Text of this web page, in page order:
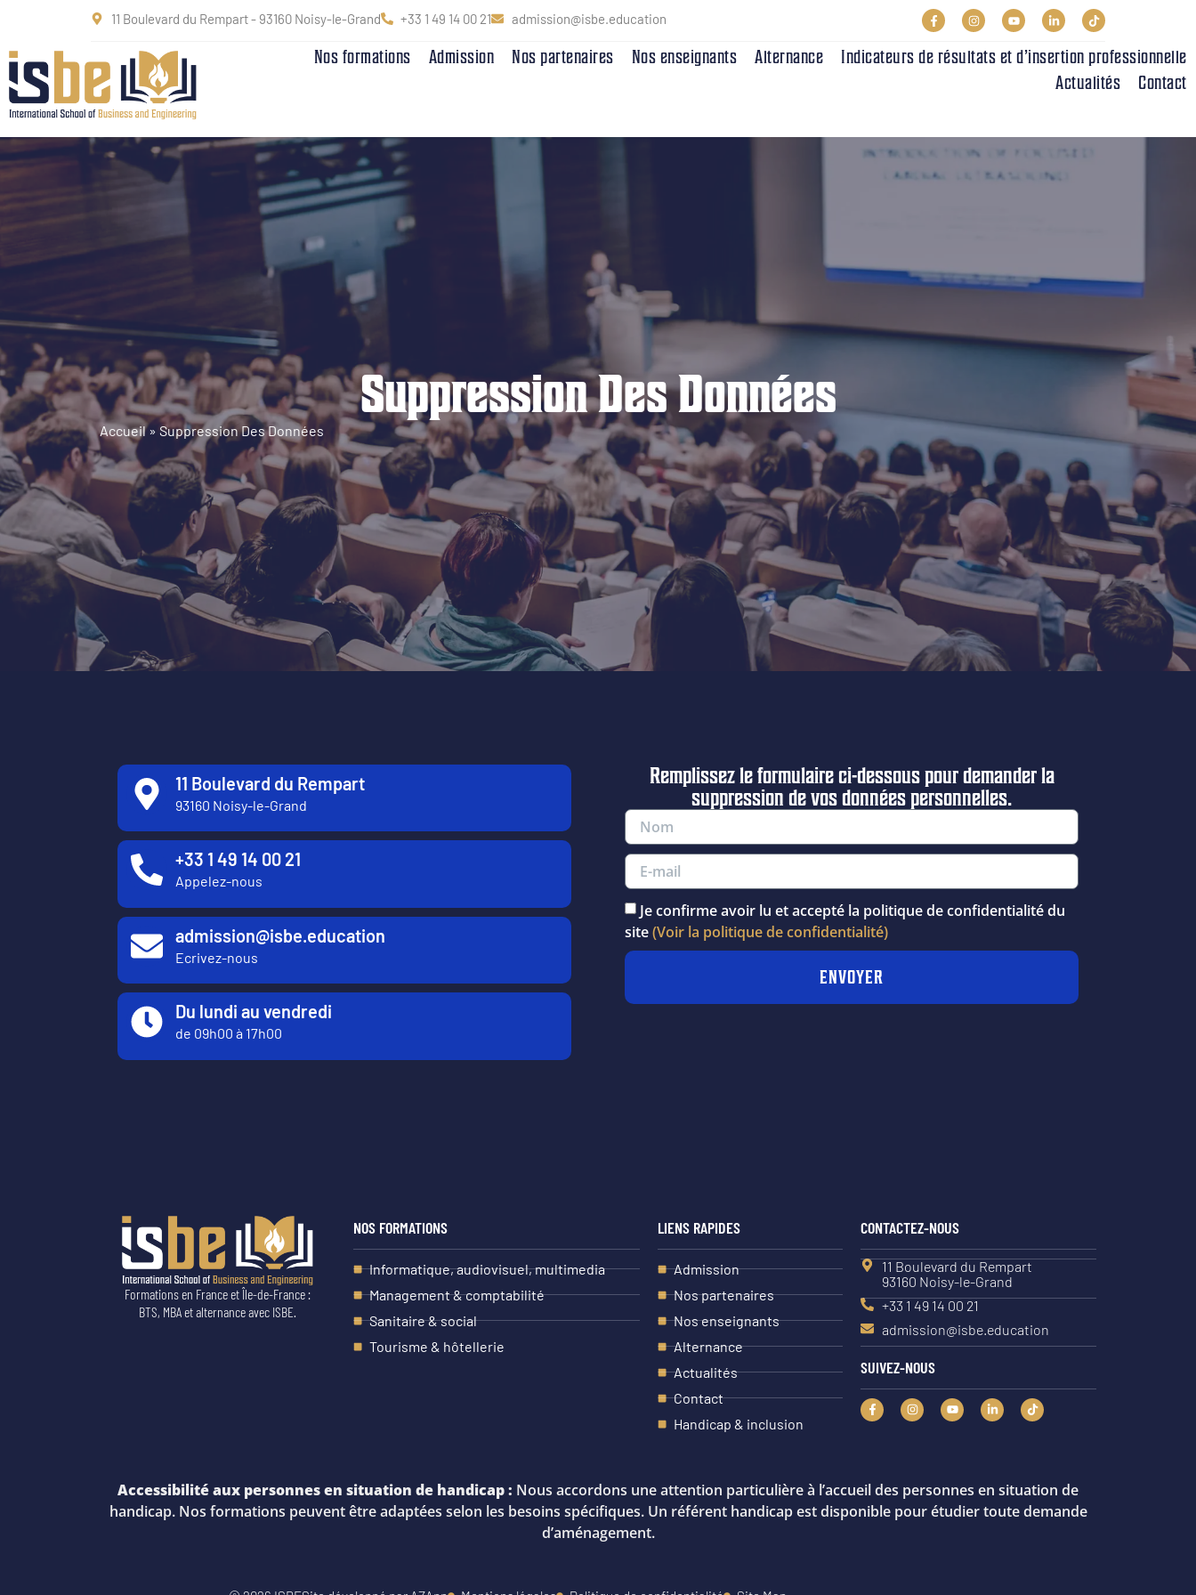
11 Boulevard du Rempart - 93160 Noisy-le-Grand +33 1 49 14 00 21 admission@isbe.education
Nos formations Admission Nos partenaires Nos enseignants Alternance
Indicateurs de résultats et d’insertion professionnelle
Actualités
Contact
Suppression Des Données
Accueil» Suppression Des Données
11 Boulevard du Rempart
93160 Noisy-le-Grand
+33 1 49 14 00 21
Appelez-nous
admission@isbe.education
Ecrivez-nous
Du lundi au vendredi
de 09h00 à 17h00
Remplissez le formulaire ci-dessous pour demander la
suppression de vos données personnelles.
Je confirme avoir lu et accepté la politique de confidentialité du
site(Voir la politique de confidentialité)
ENVOYER
Formations en France et Île-de-France :
BTS, MBA et alternance avec ISBE.
NOS FORMATIONS
Informatique, audiovisuel, multimedia
Management & comptabilité
Sanitaire & social
Tourisme & hôtellerie
LIENS RAPIDES
Admission
Nos partenaires
Nos enseignants
Alternance
Actualités
Contact
Handicap & inclusion
CONTACTEZ-NOUS
11 Boulevard du Rempart
93160 Noisy-le-Grand
+33 1 49 14 00 21
admission@isbe.education
SUIVEZ-NOUS
Accessibilité aux personnes en situation de handicap : Nous accordons une attention particulière à l’accueil des personnes en situation de
handicap. Nos formations peuvent être adaptées selon les besoins spécifiques. Un référent handicap est disponible pour étudier toute demande
d’aménagement.